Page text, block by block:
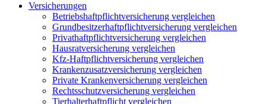
Versicherungen
Betriebshaftpflichtversicherung vergleichen
Grundbesitzerhaftpflichtversicherung vergleichen
Privathaftpflichtversicherung vergleichen
Hausratversicherung vergleichen
Kfz-Haftpflichtversicherung vergleichen
Krankenzusatzversicherung vergleichen
Private Krankenversicherung vergleichen
Rechtsschutzversicherung vergleichen
Tierhalterhaftpflicht vergleichen